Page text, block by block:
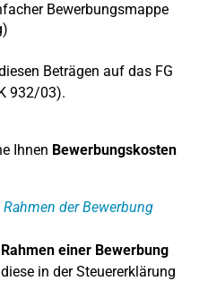
Bewerbungsmappe
Beträgen auf das FG
932/03).
Ihnen Bewerbungskosten
der Bewerbung
einer Bewerbung
in der Steuererklärung